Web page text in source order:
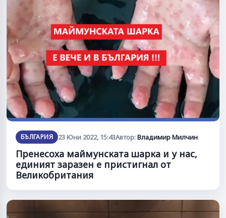
БЪЛГАРИЯ 23 Юни 2022, 15:43Автор:Владимир Милчин
Пренесоха маймунската шарка и у нас,
единият заразен е пристигнал от
Великобритания